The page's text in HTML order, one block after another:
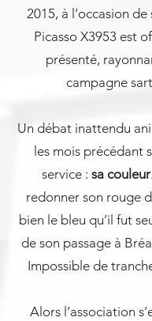
2015, à l’occasion de
Picasso X3953 est
présenté,
campagne
Un débat inattendu
les mois précédant
service : sa couleur
redonner son rouge
bien le bleu qu’il fut
de son passage à
Impossible de
Alors l’association